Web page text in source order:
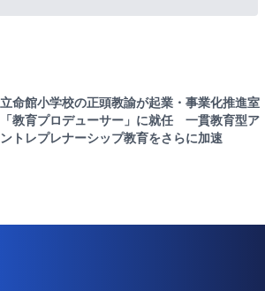
立命館小学校の正頭教諭が起業・事業化推進室
「教育プロデューサー」に就任 一貫教育型ア
ントレプレナーシップ教育をさらに加速